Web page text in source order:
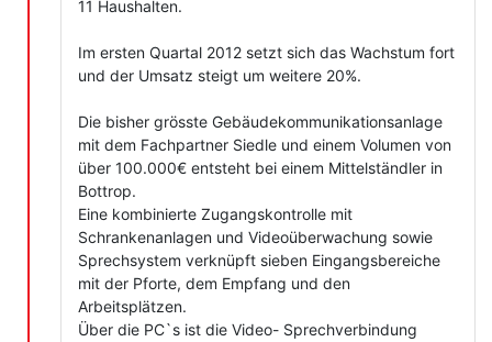
11 Haushalten.
Im ersten Quartal 2012 setzt sich das Wachstum fort
und der Umsatz steigt um weitere 20%.
Die bisher grösste Gebäudekommunikationsanlage
mit dem Fachpartner Siedle und einem Volumen von
über 100.000€ entsteht bei einem Mittelständler in
Bottrop.
Eine kombinierte Zugangskontrolle mit
Schrankenanlagen und Videoüberwachung sowie
Sprechsystem verknüpft sieben Eingangsbereiche
mit der Pforte, dem Empfang und den
Arbeitsplätzen.
Über die PC`s ist die Video- Sprechverbindung